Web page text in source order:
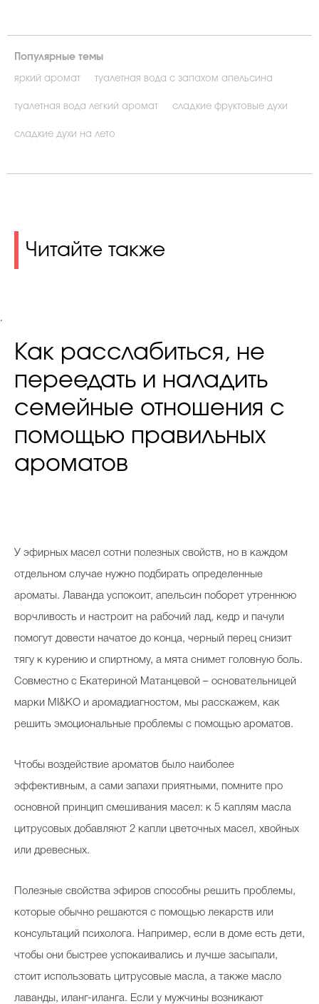
Популярные темы
яркий аромат туалетная вода с запахом апельсина
туалетная вода легкий аромат сладкие фруктовые духи
сладкие духи на лето
Читайте также
.
Как расслабиться, не
переедать и наладить
семейные отношения с
помощью правильных
ароматов
У эфирных масел сотни полезных свойств, но в каждом
отдельном случае нужно подбирать определенные
ароматы. Лаванда успокоит, апельсин поборет утреннюю
ворчливость и настроит на рабочий лад, кедр и пачули
помогут довести начатое до конца, черный перец снизит
тягу к курению и спиртному, а мята снимет головную боль.
Совместно с Екатериной Матанцевой – основательницей
марки MI&KO и аромадиагностом, мы расскажем, как
решить эмоциональные проблемы с помощью ароматов.
Чтобы воздействие ароматов было наиболее
эффективным, а сами запахи приятными, помните про
основной принцип смешивания масел: к 5 каплям масла
цитрусовых добавляют 2 капли цветочных масел, хвойных
или древесных.
Полезные свойства эфиров способны решить проблемы,
которые обычно решаются с помощью лекарств или
консультаций психолога. Например, если в доме есть дети,
чтобы они быстрее успокаивались и лучше засыпали,
стоит использовать цитрусовые масла, а также масло
лаванды, иланг-иланга. Если у мужчины возникают